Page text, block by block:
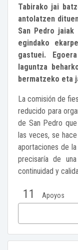
Tabirako jai
antolatzen
San Pedro
egindako
gastuei.
laguntza
bermatzeko eta
La comisión de
reducido para
de San Pedro
las veces, se
aportaciones de
precisaría de
continuidad y
11 Apoyos